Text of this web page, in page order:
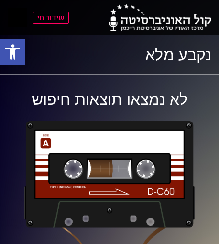
פתח
התפריט
הראשי
התוכן
הראשי
שידור חי
נקבע מלא
לא נמצאו תוצאות חיפוש